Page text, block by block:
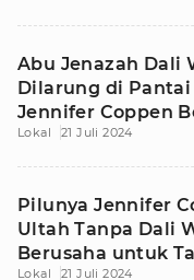
Abu Jenazah Dali
Dilarung di
Jennifer Coppen
Lokal 21 Juli 2024
Pilunya Jennifer
Ultah Tanpa Dali
Berusaha untuk
Lokal 21 Juli 2024